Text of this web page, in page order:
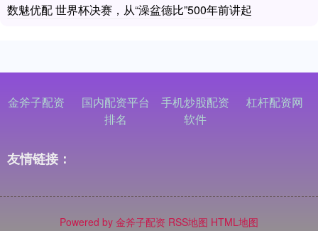
数魅优配 世界杯决赛，从“澡盆德比”500年前讲起
金斧子配资
国内配资平台
排名
手机炒股配资
软件
杠杆配资网
友情链接：
Powered by 金斧子配资 RSS地图 HTML地图